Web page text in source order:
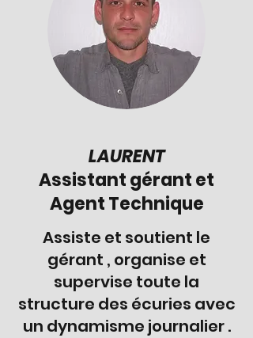
LAURENT
Assistant gérant et
Agent Technique
Assiste et soutient le
gérant , organise et
supervise toute la
structure des écuries avec
un dynamisme journalier .